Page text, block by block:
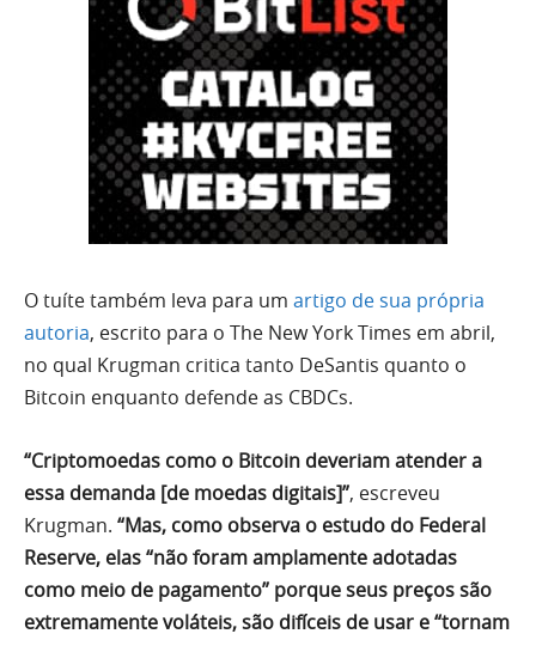
O tuíte também leva para um artigo de sua própria
autoria, escrito para o The New York Times em abril,
no qual Krugman critica tanto DeSantis quanto o
Bitcoin enquanto defende as CBDCs.
“Criptomoedas como o Bitcoin deveriam atender a
essa demanda [de moedas digitais]”, escreveu
Krugman. “Mas, como observa o estudo do Federal
Reserve, elas “não foram amplamente adotadas
como meio de pagamento” porque seus preços são
extremamente voláteis, são difíceis de usar e “tornam